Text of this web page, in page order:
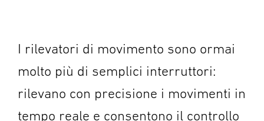
I rilevatori di movimento sono ormai
molto più di semplici interruttori:
rilevano con precisione i movimenti in
tempo reale e consentono il controllo